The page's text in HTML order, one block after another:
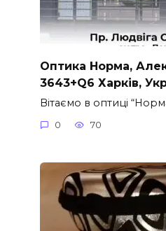
Оптика Норма,
3643+Q6 Харків,
Вітаємо в оптиці
0 70